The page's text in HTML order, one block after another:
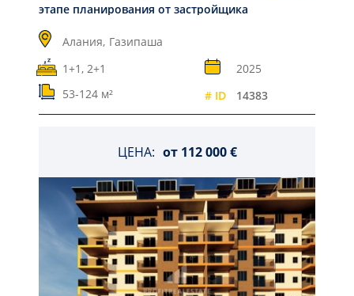
этапе планирования от застройщика
Алания, Газипаша
1+1, 2+1
2025
53-124 м²
# ID 14383
ЦЕНА: от 112 000 €